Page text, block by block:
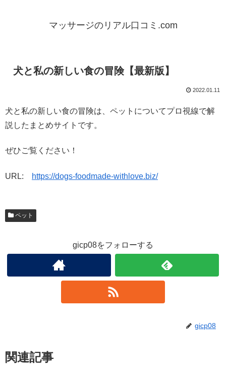
マッサージのリアル口コミ.com
犬と私の新しい食の冒険【最新版】
2022.01.11
犬と私の新しい食の冒険は、ペットについてプロ視線で解
説したまとめサイトです。
ぜひご覧ください！
URL: https://dogs-foodmade-withlove.biz/
ペット
gicp08をフォローする
gicp08
関連記事